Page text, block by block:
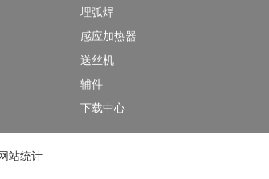
埋弧焊
感应加热器
送丝机
辅件
下载中心
站统计